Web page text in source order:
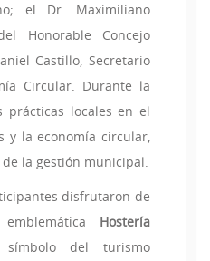
el Dr. Maximiliano
Honorable Concejo
Castillo, Secretario
Circular. Durante la
prácticas locales en el
y la economía circular,
la gestión municipal.
disfrutaron de
Hostería
del turismo